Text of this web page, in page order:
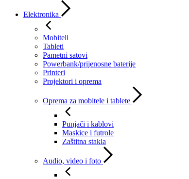
Elektronika
Mobiteli
Tableti
Pametni satovi
Powerbank/prijenosne baterije
Printeri
Projektori i oprema
Oprema za mobitele i tablete
Punjači i kablovi
Maskice i futrole
Zaštitna stakla
Audio, video i foto